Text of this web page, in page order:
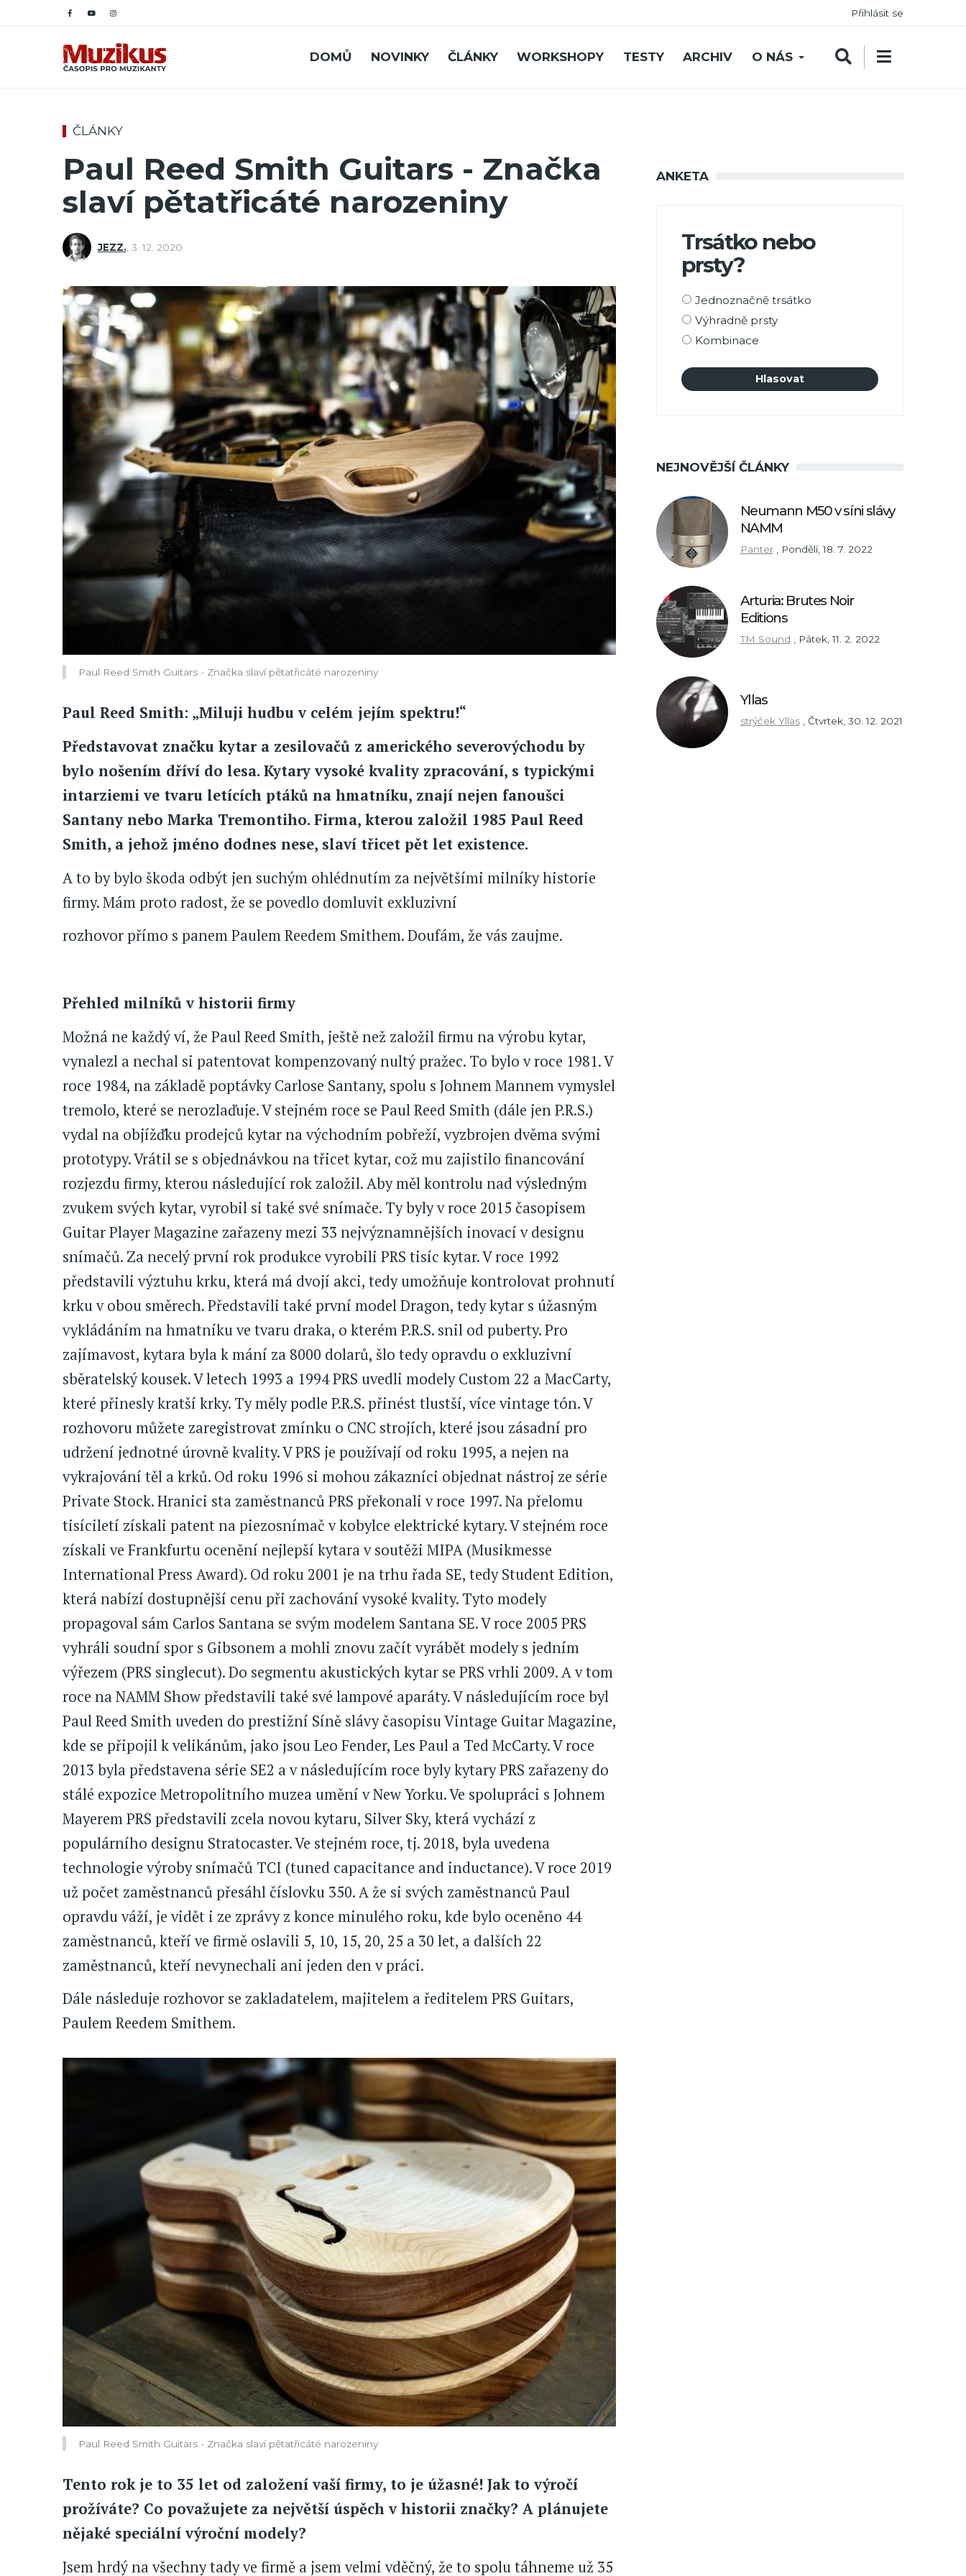
Přihlásit se
DOMŮ NOVINKY ČLÁNKY WORKSHOPY TESTY ARCHIV O NÁS
ČLÁNKY
Paul Reed Smith Guitars - Značka
slaví pětatřicáté narozeniny
JEZZ. 3. 12. 2020
Paul Reed Smith Guitars - Značka slaví pětatřicáté narozeniny
Paul Reed Smith: „Miluji hudbu v celém jejím spektru!“
Představovat značku kytar a zesilovačů z amerického severovýchodu by
bylo nošením dříví do lesa. Kytary vysoké kvality zpracování, s typickými
intarziemi ve tvaru letících ptáků na hmatníku, znají nejen fanoušci
Santany nebo Marka Tremontiho. Firma, kterou založil 1985 Paul Reed
Smith, a jehož jméno dodnes nese, slaví třicet pět let existence.
A to by bylo škoda odbýt jen suchým ohlédnutím za největšími milníky historie
firmy. Mám proto radost, že se povedlo domluvit exkluzivní
rozhovor přímo s panem Paulem Reedem Smithem. Doufám, že vás zaujme.
Přehled milníků v historii firmy
Možná ne každý ví, že Paul Reed Smith, ještě než založil firmu na výrobu kytar,
vynalezl a nechal si patentovat kompenzovaný nultý pražec. To bylo v roce 1981. V
roce 1984, na základě poptávky Carlose Santany, spolu s Johnem Mannem vymyslel
tremolo, které se nerozlaďuje. V stejném roce se Paul Reed Smith (dále jen P.R.S.)
vydal na objížďku prodejců kytar na východním pobřeží, vyzbrojen dvěma svými
prototypy. Vrátil se s objednávkou na třicet kytar, což mu zajistilo financování
rozjezdu firmy, kterou následující rok založil. Aby měl kontrolu nad výsledným
zvukem svých kytar, vyrobil si také své snímače. Ty byly v roce 2015 časopisem
Guitar Player Magazine zařazeny mezi 33 nejvýznamnějších inovací v designu
snímačů. Za necelý první rok produkce vyrobili PRS tisíc kytar. V roce 1992
představili výztuhu krku, která má dvojí akci, tedy umožňuje kontrolovat prohnutí
krku v obou směrech. Představili také první model Dragon, tedy kytar s úžasným
vykládáním na hmatníku ve tvaru draka, o kterém P.R.S. snil od puberty. Pro
zajímavost, kytara byla k mání za 8000 dolarů, šlo tedy opravdu o exkluzivní
sběratelský kousek. V letech 1993 a 1994 PRS uvedli modely Custom 22 a MacCarty,
které přinesly kratší krky. Ty měly podle P.R.S. přinést tlustší, více vintage tón. V
rozhovoru můžete zaregistrovat zmínku o CNC strojích, které jsou zásadní pro
udržení jednotné úrovně kvality. V PRS je používají od roku 1995, a nejen na
vykrajování těl a krků. Od roku 1996 si mohou zákazníci objednat nástroj ze série
Private Stock. Hranici sta zaměstnanců PRS překonali v roce 1997. Na přelomu
tisíciletí získali patent na piezosnímač v kobylce elektrické kytary. V stejném roce
získali ve Frankfurtu ocenění nejlepší kytara v soutěži MIPA (Musikmesse
International Press Award). Od roku 2001 je na trhu řada SE, tedy Student Edition,
která nabízí dostupnější cenu při zachování vysoké kvality. Tyto modely
propagoval sám Carlos Santana se svým modelem Santana SE. V roce 2005 PRS
vyhráli soudní spor s Gibsonem a mohli znovu začít vyrábět modely s jedním
výřezem (PRS singlecut). Do segmentu akustických kytar se PRS vrhli 2009. A v tom
roce na NAMM Show představili také své lampové aparáty. V následujícím roce byl
Paul Reed Smith uveden do prestižní Síně slávy časopisu Vintage Guitar Magazine,
kde se připojil k velikánům, jako jsou Leo Fender, Les Paul a Ted McCarty. V roce
2013 byla představena série SE2 a v následujícím roce byly kytary PRS zařazeny do
stálé expozice Metropolitního muzea umění v New Yorku. Ve spolupráci s Johnem
Mayerem PRS představili zcela novou kytaru, Silver Sky, která vychází z
populárního designu Stratocaster. Ve stejném roce, tj. 2018, byla uvedena
technologie výroby snímačů TCI (tuned capacitance and inductance). V roce 2019
už počet zaměstnanců přesáhl číslovku 350. A že si svých zaměstnanců Paul
opravdu váží, je vidět i ze zprávy z konce minulého roku, kde bylo oceněno 44
zaměstnanců, kteří ve firmě oslavili 5, 10, 15, 20, 25 a 30 let, a dalších 22
zaměstnanců, kteří nevynechali ani jeden den v práci.
Dále následuje rozhovor se zakladatelem, majitelem a ředitelem PRS Guitars,
Paulem Reedem Smithem.
Paul Reed Smith Guitars - Značka slaví pětatřicáté narozeniny
Tento rok je to 35 let od založení vaší firmy, to je úžasné! Jak to výročí
prožíváte? Co považujete za největší úspěch v historii značky? A plánujete
nějaké speciální výroční modely?
Jsem hrdý na všechny tady ve firmě a jsem velmi vděčný, že to spolu táhneme už 35
ANKETA
Trsátko nebo
prsty?
Možnosti
výběru
Jednoznačně trsátko
Výhradně prsty
Kombinace
NEJNOVĚJŠÍ ČLÁNKY
Neumann M50 v síni slávy
NAMM
Panter Pondělí, 18. 7. 2022
Arturia: Brutes Noir
Editions
TM Sound , Pátek, 11. 2. 2022
Yllas
strýček Yllas Čtvrtek, 30. 12. 2021